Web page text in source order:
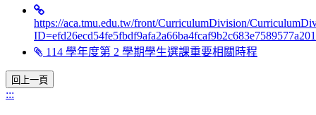
https://aca.tmu.edu.tw/front/CurriculumDivision/
114 學年度第 2 學期學生選課重要相關時程
:::